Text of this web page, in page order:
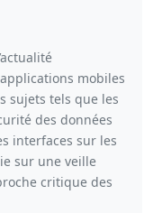
mobiles
sujets tels que les
des données
interfaces sur les
sur une veille
critique des